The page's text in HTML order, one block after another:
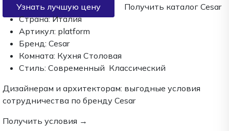
Узнать лучшую цену
Получить каталог Cesar
Страна: Италия
Артикул: platform
Бренд: Cesar
Комната: Кухня Столовая
Стиль: Современный Классический
Дизайнерам и архитекторам: выгодные условия
сотрудничества по бренду Cesar
Получить условия →